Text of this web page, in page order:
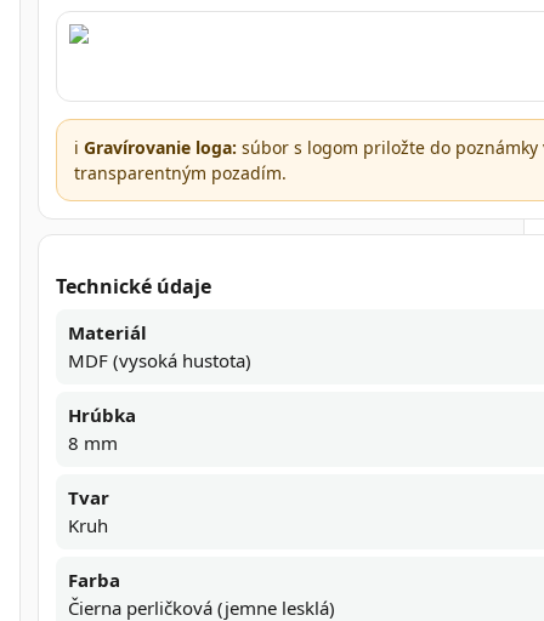
ℹ️ Gravírovanie loga: súbor s logom priložte do
transparentným pozadím.
Technické údaje
Materiál
MDF (vysoká hustota)
Hrúbka
8 mm
Tvar
Kruh
Farba
Čierna perličková (jemne lesklá)